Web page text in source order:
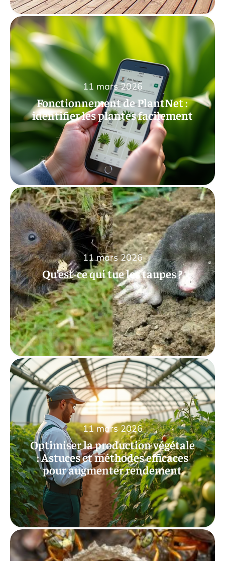
Fonctionnement de PlantNet :
identifier les plantes facilement
11 mars 2026
Qu’est-ce qui tue les taupes ?
11 mars 2026
Optimiser la production végétale
: Astuces et méthodes efficaces
pour augmenter rendement
11 mars 2026